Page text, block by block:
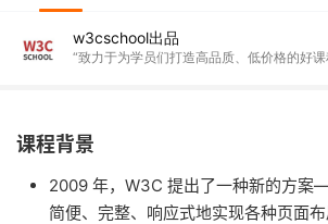
w3cschool出品
“致力于为学员们打造高品质、低价格的好课
课程背景
2009 年，W3C 提出了一种新的方案
简便、完整、响应式地实现各种页面布